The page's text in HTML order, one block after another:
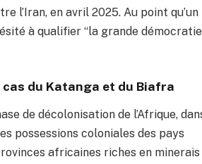
l’Iran, en avril 2025. Au point qu’un
à qualifier “la grande démocratie
cas du Katanga et du Biafra
de décolonisation de l’Afrique,
possessions coloniales des pays
africaines riches en